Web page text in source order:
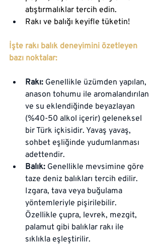
atıştırmalıklar tercih edin.
Rakı ve balığı keyifle tüketin!
İşte rakı balık deneyimini özetleyen
bazı noktalar:
Rakı: Genellikle üzümden yapılan,
anason tohumu ile aromalandırılan
ve su eklendiğinde beyazlayan
(%40-50 alkol içerir) geleneksel
bir Türk içkisidir. Yavaş yavaş,
sohbet eşliğinde yudumlanması
adettendir.
Balık: Genellikle mevsimine göre
taze deniz balıkları tercih edilir.
Izgara, tava veya buğulama
yöntemleriyle pişirilebilir.
Özellikle çupra, levrek, mezgit,
palamut gibi balıklar rakı ile
sıklıkla eşleştirilir.